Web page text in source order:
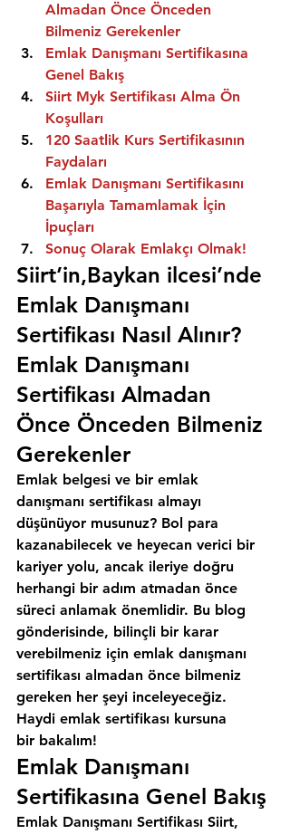
Almadan Önce Önceden
Bilmeniz Gerekenler
Emlak Danışmanı Sertifikasına
Genel Bakış
Siirt Myk Sertifikası Alma Ön
Koşulları
120 Saatlik Kurs Sertifikasının
Faydaları
Emlak Danışmanı Sertifikasını
Başarıyla Tamamlamak İçin
İpuçları
Sonuç Olarak Emlakçı Olmak!
Siirt’in,Baykan ilcesi’nde
Emlak Danışmanı
Sertifikası Nasıl Alınır?
Emlak Danışmanı
Sertifikası Almadan
Önce Önceden Bilmeniz
Gerekenler
Emlak belgesi ve bir emlak
danışmanı sertifikası almayı
düşünüyor musunuz? Bol para
kazanabilecek ve heyecan verici bir
kariyer yolu, ancak ileriye doğru
herhangi bir adım atmadan önce
süreci anlamak önemlidir. Bu blog
gönderisinde, bilinçli bir karar
verebilmeniz için emlak danışmanı
sertifikası almadan önce bilmeniz
gereken her şeyi inceleyeceğiz.
Haydi emlak sertifikası kursuna
bir bakalım!
Emlak Danışmanı
Sertifikasına Genel Bakış
Emlak Danışmanı Sertifikası Siirt,